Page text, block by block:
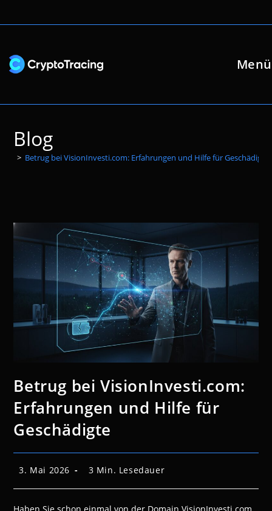
Inhalt
Menü
Blog
> Betrug bei VisionInvesti.com: Erfahrungen und Hilfe für Geschädigte
Betrug bei VisionInvesti.com:
Erfahrungen und Hilfe für
Geschädigte
Beitrag
3. Mai 2026 Lesedauer:
3 Min. Lesedauer